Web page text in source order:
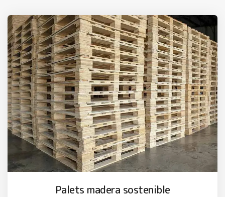
Palets madera sostenible